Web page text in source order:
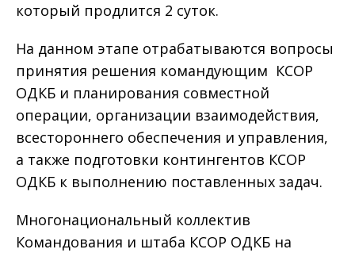
который продлится 2 суток.
На данном этапе отрабатываются вопросы
принятия решения командующим КСОР
ОДКБ и планирования совместной
операции, организации взаимодействия,
всестороннего обеспечения и управления,
а также подготовки контингентов КСОР
ОДКБ к выполнению поставленных задач.
Многонациональный коллектив
Командования и штаба КСОР ОДКБ на